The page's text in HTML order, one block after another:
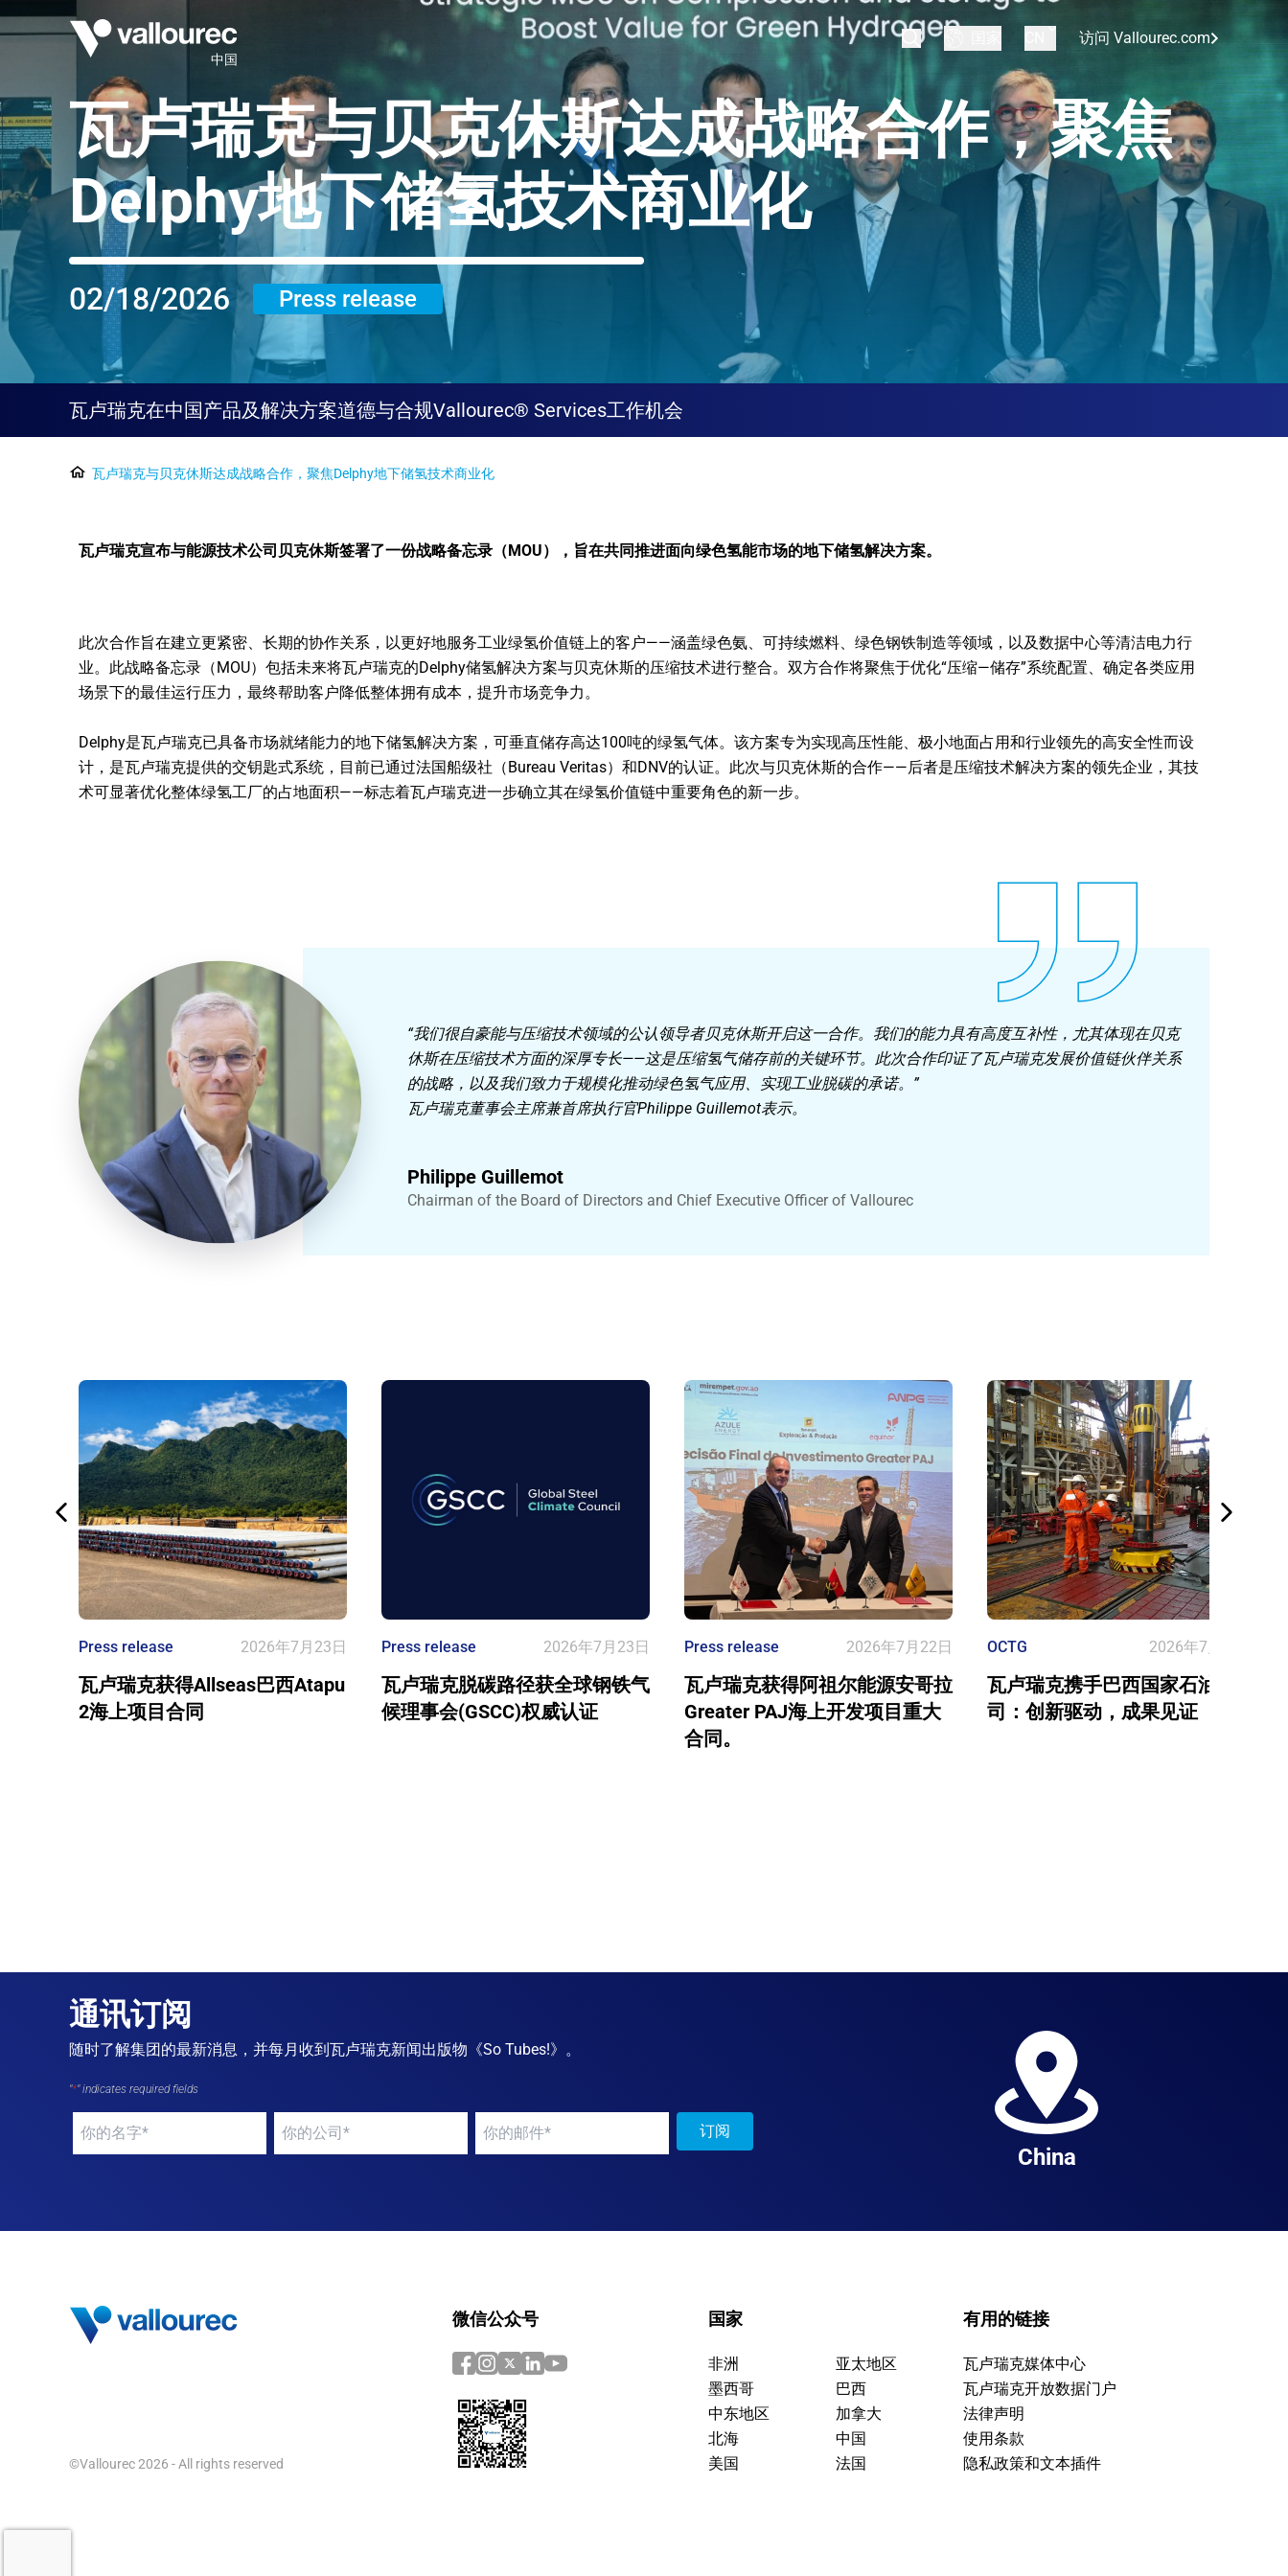
中国
访问 Vallourec.com
瓦卢瑞克与贝克休斯达成战略合作，聚焦
Delphy地下储氢技术商业化
02/18/2026 Press release
瓦卢瑞克在中国产品及解决方案道德与合规Vallourec® Services工作机会
瓦卢瑞克与贝克休斯达成战略合作，聚焦Delphy地下储氢技术商业化
瓦卢瑞克宣布与能源技术公司贝克休斯签署了一份战略备忘录（MOU），旨在共同推进面向绿色氢能市场的地下储氢解决方案。
此次合作旨在建立更紧密、长期的协作关系，以更好地服务工业绿氢价值链上的客户‌——涵盖绿色氨、可持续燃料、绿色钢铁制造等领域，以及数据中心等清洁电力行
业。此战略备忘录（MOU）包括未来将瓦卢瑞克的Delphy储氢解决方案与贝克休斯的压缩技术进行整合。双方合作将聚焦于优化“压缩—储存”系统配置、确定各类应用
场景下的最佳运行压力，最终帮助客户降低整体拥有成本，提升市场竞争力。
Delphy是瓦卢瑞克已具备市场就绪能力的地下储氢解决方案，可垂直储存高达100吨的绿氢气体‌。该方案专为实现高压性能、极小地面占用和行业领先的高安全性而设
计，是瓦卢瑞克提供的交钥匙式系统，目前已通过法国船级社（Bureau Veritas）和DNV的认证。此次与贝克休斯的合作——后者是压缩技术解决方案的领先企业，其技
术可显著优化整体绿氢工厂的占地面积——标志着瓦卢瑞克进一步确立其在绿氢价值链中重要角色的新一步。
“我们很自豪能与压缩技术领域的公认领导者贝克休斯开启这一合作。我们的能力具有高度互补性，尤其体现在贝克
休斯在压缩技术方面的深厚专长——这是压缩氢气储存前的关键环节。此次合作印证了瓦卢瑞克发展价值链伙伴关系
的战略，以及我们致力于规模化推动绿色氢气应用、实现工业脱碳的承诺。”‌
瓦卢瑞克董事会主席兼首席执行官Philippe Guillemot表示。
Philippe Guillemot
Chairman of the Board of Directors and Chief Executive Officer of Vallourec
Press release 2026年7月23日
瓦卢瑞克获得Allseas巴西Atapu
2海上项目合同
Press release 2026年7月23日
瓦卢瑞克脱碳路径获全球钢铁气
候理事会(GSCC)权威认证
Press release 2026年7月22日
瓦卢瑞克获得阿祖尔能源安哥拉
Greater PAJ海上开发项目重大
合同。
OCTG 2026年7月22日
瓦卢瑞克携手巴西国家石油公
司：创新驱动，成果见证
通讯订阅
随时了解集团的最新消息，并每月收到瓦卢瑞克新闻出版物《So Tubes!》。
"*" indicates required fields
Your
name *
Your
company *
Your
email*
订阅
China
©Vallourec 2026 - All rights reserved
微信公众号 国家
非洲
亚太地区
墨西哥
巴西
中东地区
加拿大
北海
中国
美国
法国
有用的链接
瓦卢瑞克媒体中心
瓦卢瑞克开放数据门户
法律声明
使用条款
隐私政策和文本插件